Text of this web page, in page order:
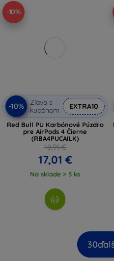
-10%
-10%
Zľava s
kupónom
EXTRA10
Red Bull PU Karbónové Púzdro
pre AirPods 4 Čierne
(RBA4PUCAILK)
18,91 €
17,01 €
Na sklade > 5 ks
30